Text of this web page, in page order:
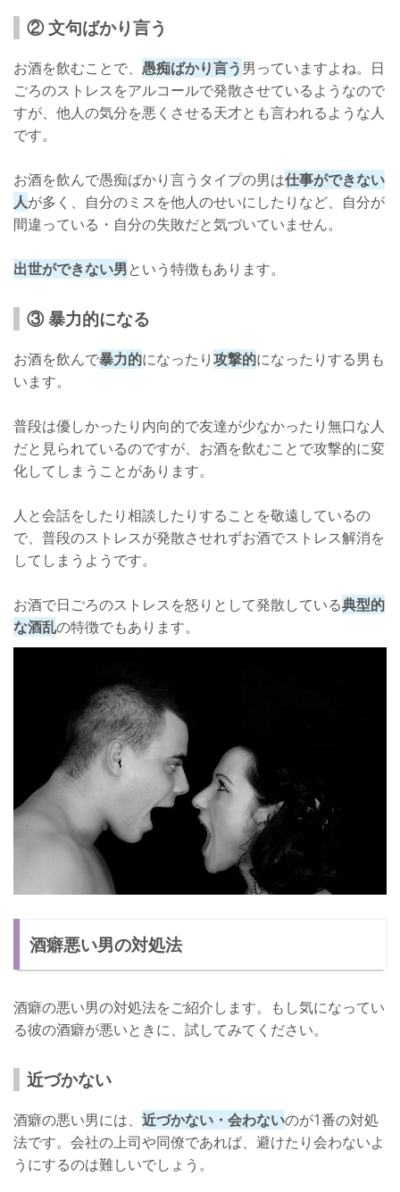
② 文句ばかり言う
お酒を飲むことで、 愚痴ばかり言う男っていますよね。日
ごろのストレスをアルコールで発散させているようなので
すが、他人の気分を悪くさせる天才とも言われるような人
です。
お酒を飲んで愚痴ばかり言うタイプの男は仕事ができない
人が多く、自分のミスを他人のせいにしたりなど、自分が
間違っている・自分の失敗だと気づいていません。
出世ができない男という特徴もあります。
③ 暴力的になる
お酒を飲んで暴力的になったり攻撃的になったりする男も
います。
普段は優しかったり内向的で友達が少なかったり無口な人
だと見られているのですが、お酒を飲むことで攻撃的に変
化してしまうことがあります。
人と会話をしたり相談したりすることを敬遠しているの
で、普段のストレスが発散させれずお酒でストレス解消を
してしまうようです。
お酒で日ごろのストレスを怒りとして発散している典型的
な酒乱の特徴でもあります。
酒癖悪い男の対処法
酒癖の悪い男の対処法をご紹介します。もし気になってい
る彼の酒癖が悪いときに、試してみてください。
近づかない
酒癖の悪い男には、 近づかない・会わないのが1番の対処
法です。会社の上司や同僚であれば、避けたり会わないよ
うにするのは難しいでしょう。